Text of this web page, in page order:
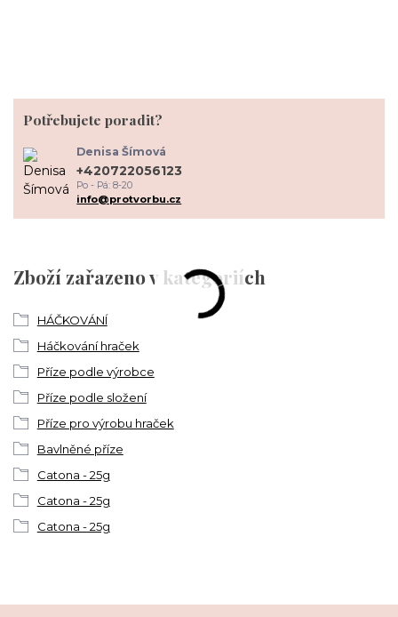
Zboží zařazeno v kategoriích
HÁČKOVÁNÍ
Háčkování hraček
Příze podle výrobce
Příze podle složení
Příze pro výrobu hraček
Bavlněné příze
Catona - 25g
Catona - 25g
Catona - 25g
Potřebujete poradit?
Denisa Šímová
+420722056123
Po - Pá: 8-20
info@protvorbu.cz